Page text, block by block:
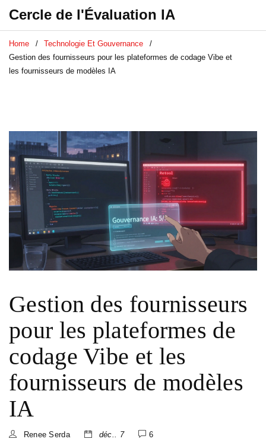
Cercle de l'Évaluation IA
Home
Technologie Et Gouvernance
Gestion des fournisseurs pour les plateformes de codage Vibe et
les fournisseurs de modèles IA
Gestion des fournisseurs
pour les plateformes de
codage Vibe et les
fournisseurs de modèles
IA
Renee Serda déc.. 7 6